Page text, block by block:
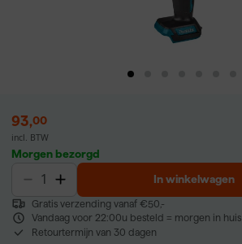
93,00
incl. BTW
Morgen bezorgd
In winkelwagen
Gratis verzending vanaf €50,-
Vandaag voor 22:00u besteld = morgen in huis
Retourtermijn van 30 dagen